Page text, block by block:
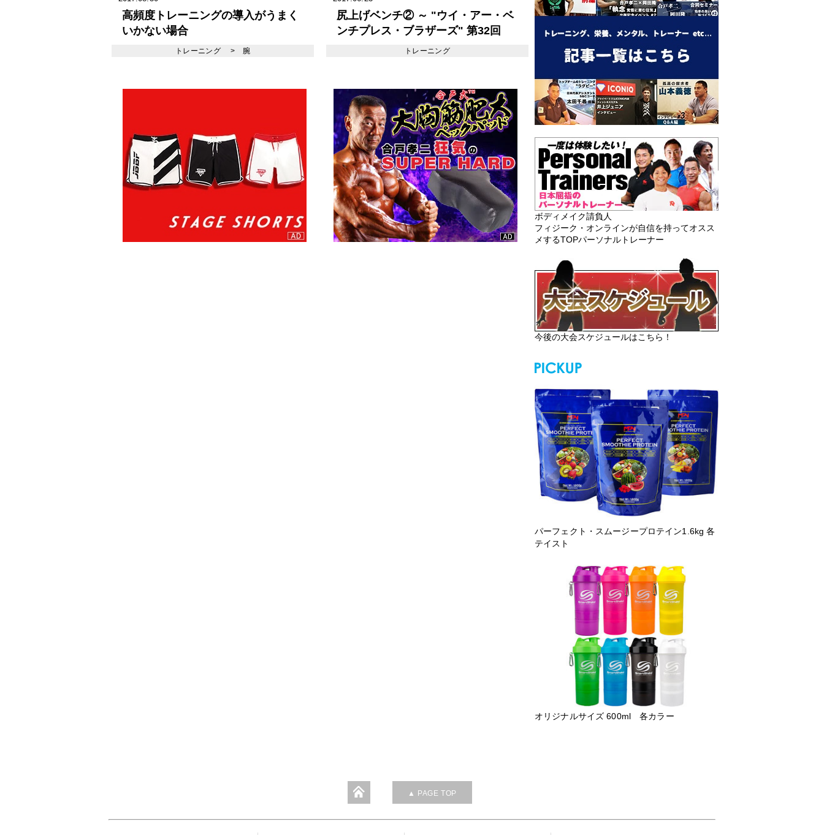
ボディメイク請負人
フィジーク・オンラインが自信を持ってオスス
メするTOPパーソナルトレーナー
今後の大会スケジュールはこちら！
パーフェクト・スムージープロテイン1.6kg 各
テイスト
オリジナルサイズ 600ml 各カラー
高頻度トレーニングの導入がうまく
いかない場合
トレーニング > 腕
尻上げベンチ② ～ "ウイ・アー・ベ
ンチプレス・ブラザーズ" 第32回
トレーニング
▲ PAGE TOP